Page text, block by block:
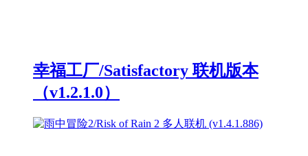
幸福工厂/Satisfactory 联机版本
（v1.2.1.0）